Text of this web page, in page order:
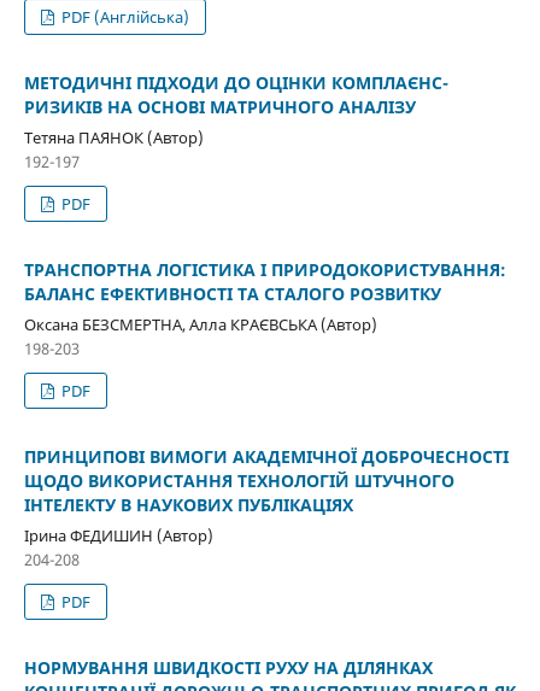
PDF (Англійська)
МЕТОДИЧНІ ПІДХОДИ ДО ОЦІНКИ КОМПЛАЄНС-
РИЗИКІВ НА ОСНОВІ МАТРИЧНОГО АНАЛІЗУ
Тетяна ПАЯНОК (Автор)
192-197
PDF
ТРАНСПОРТНА ЛОГІСТИКА І ПРИРОДОКОРИСТУВАННЯ:
БАЛАНС ЕФЕКТИВНОСТІ ТА СТАЛОГО РОЗВИТКУ
Оксана БЕЗСМЕРТНА, Алла КРАЄВСЬКА (Автор)
198-203
PDF
ПРИНЦИПОВІ ВИМОГИ АКАДЕМІЧНОЇ ДОБРОЧЕСНОСТІ
ЩОДО ВИКОРИСТАННЯ ТЕХНОЛОГІЙ ШТУЧНОГО
ІНТЕЛЕКТУ В НАУКОВИХ ПУБЛІКАЦІЯХ
Ірина ФЕДИШИН (Автор)
204-208
PDF
НОРМУВАННЯ ШВИДКОСТІ РУХУ НА ДІЛЯНКАХ